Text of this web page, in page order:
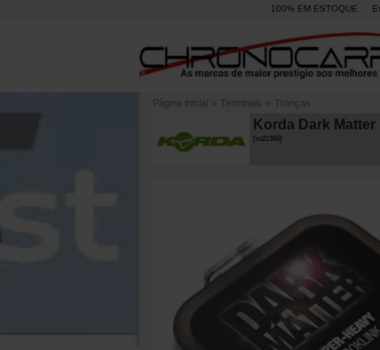
100% EM ESTOQUE
Página inicial » Terminais » Tranças
Korda Dark Matter
m21305]